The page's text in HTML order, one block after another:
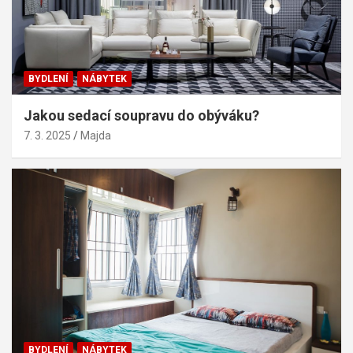
BYDLENÍ NÁBYTEK
Jakou sedací soupravu do obýváku?
7. 3. 2025 Majda
BYDLENÍ NÁBYTEK